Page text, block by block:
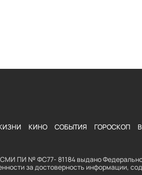
КИНО СОБЫТИЯ ГОРОСКОП
ПИ № ФС77- 81184 выдано
за достоверность информации,